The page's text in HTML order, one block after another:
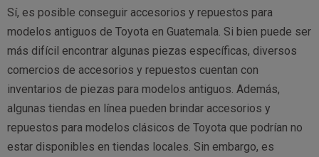
Sí, es posible conseguir accesorios y repuestos para
modelos antiguos de Toyota en Guatemala. Si bien puede ser
más difícil encontrar algunas piezas específicas, diversos
comercios de accesorios y repuestos cuentan con
inventarios de piezas para modelos antiguos. Además,
algunas tiendas en línea pueden brindar accesorios y
repuestos para modelos clásicos de Toyota que podrían no
estar disponibles en tiendas locales. Sin embargo, es